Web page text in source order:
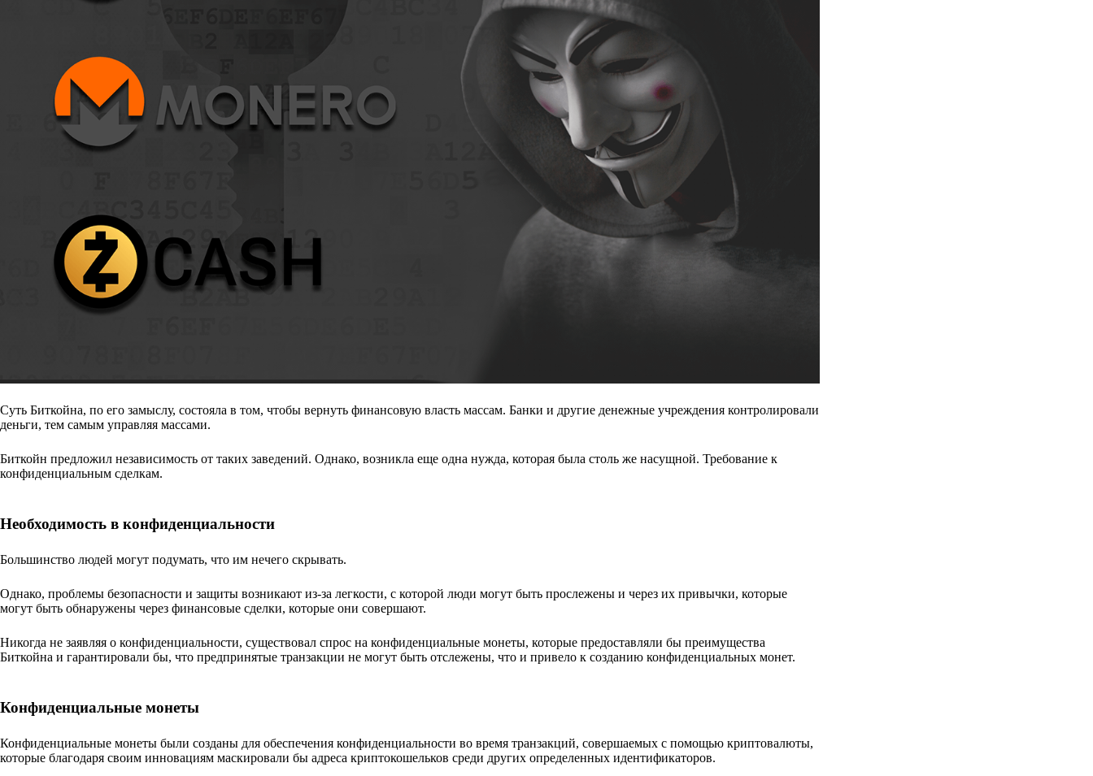
Суть Биткойна, по его замыслу, состояла в том, чтобы вернуть финансовую власть массам. Банки и другие денежные учреждения контролировали
деньги, тем самым управляя массами.
Биткойн предложил независимость от таких заведений. Однако, возникла еще одна нужда, которая была столь же насущной. Требование к
конфиденциальным сделкам.
Необходимость в конфиденциальности
Большинство людей могут подумать, что им нечего скрывать.
Однако, проблемы безопасности и защиты возникают из-за легкости, с которой люди могут быть прослежены и через их привычки, которые
могут быть обнаружены через финансовые сделки, которые они совершают.
Никогда не заявляя о конфиденциальности, существовал спрос на конфиденциальные монеты, которые предоставляли бы преимущества
Биткойна и гарантировали бы, что предпринятые транзакции не могут быть отслежены, что и привело к созданию конфиденциальных монет.
Конфиденциальные монеты
Конфиденциальные монеты были созданы для обеспечения конфиденциальности во время транзакций, совершаемых с помощью криптовалюты,
которые благодаря своим инновациям маскировали бы адреса криптокошельков среди других определенных идентификаторов.